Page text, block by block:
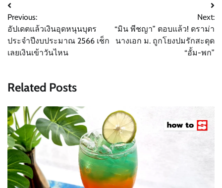
Post
navigation
Previous:
อัปเดตแล้วเงินอุดหนุนบุตร
ประจำปีงบประมาณ 2566 เช็ก
เลยเงินเข้าวันไหน
Next:
“มิน พีชญา” ตอบแล้ว! ดราม่า
นางเอก ม. ถูกโยงปมรักสะดุด
“อั้ม-พก”
Related Posts